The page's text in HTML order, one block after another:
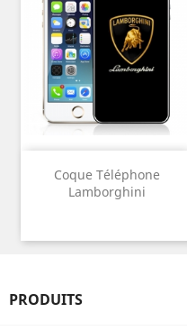
Coque Téléphone
Lamborghini
PRODUITS